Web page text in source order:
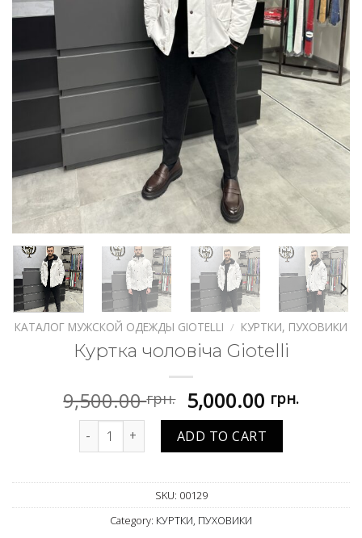
КАТАЛОГ МУЖСКОЙ ОДЕЖДЫ GIOTELLI / КУРТКИ, ПУХОВИКИ
Куртка чоловіча Giotelli
9,500.00грн. Original
price
was:
9,500.00 грн..
5,000.00 грн.
Куртка чоловіча Giotelli quantity
ADD TO CART
SKU: 00129
Category: КУРТКИ, ПУХОВИКИ